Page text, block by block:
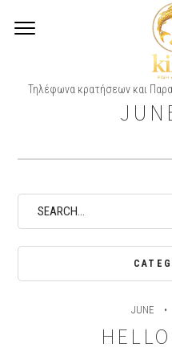
Τηλέφωνα κρατήσεων και
JUNE